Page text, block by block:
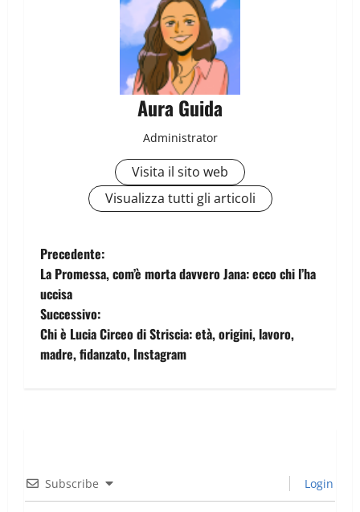
Aura Guida
Administrator
Visita il sito web
Visualizza tutti gli articoli
Precedente:
La Promessa, com’è morta davvero Jana: ecco chi l’ha
uccisa
Successivo:
Chi è Lucia Circeo di Striscia: età, origini, lavoro,
madre, fidanzato, Instagram
Subscribe Login